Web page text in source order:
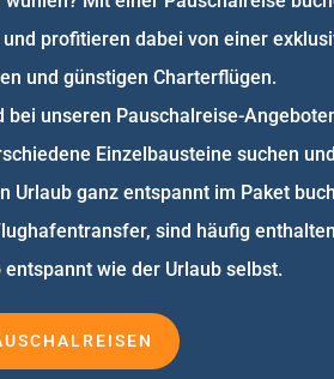
profitieren dabei von einer
und günstigen Charterflügen.
unseren Pauschalreise-
Einzelbausteine suchen und
Urlaub ganz entspannt im Paket
sind häufig
wie der Urlaub selbst.